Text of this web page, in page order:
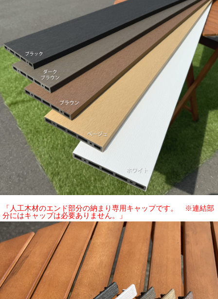
「人工木材のエンド部分の納まり専用キャップです。 ※連結部
分にはキャップは必要ありません。」